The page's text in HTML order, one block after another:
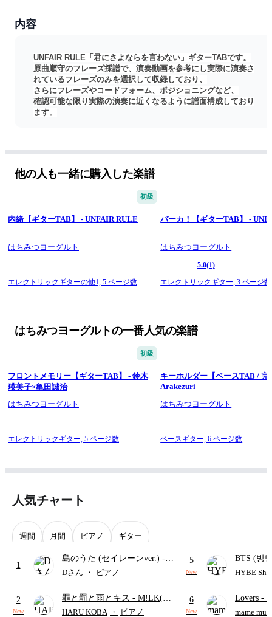
内容
UNFAIR RULE「君にさよならを言わない」ギターTABです。
原曲順守のフレーズ採譜で、演奏動画を参考にし実際に演奏さ
れているフレーズのみを選択して収録しており、
さらにフレーズやコードフォーム、ポジショニングなど、
確認可能な限り実際の演奏に近くなるように譜面構成しており
ます。
https://kokomu.jp/sheet-music/112928
アンフェアルール
他の人も一緒に購入した楽譜
初級
内緒【ギターTAB】 - UNFAIR RULE
はちみつヨーグルト
エレクトリックギターの他1, 5 ページ数
バーカ！【ギターTAB】 -
はちみつヨーグルト
5.0(1)
エレクトリックギター,3 ページ数
はちみつヨーグルトの一番人気の楽譜
初級
フロントメモリー【ギターTAB】 - 鈴木
瑛美子×亀田誠治
はちみつヨーグルト
エレクトリックギター, 5 ページ数
キーホルダー【ベースTAB / 完
Arakezuri
はちみつヨーグルト
ベースギター,6 ページ数
人気チャート
週間 月間 ピアノ ギター
1
島のうた (セイレーンver.) -
セイレーン(CV.鈴木みのり)
ード・ペダル付き/『映画ちい
かわ 人魚の島のひみつ』よ
Dさん ・ ピアノ
2
New
罪と罰と雨とキス - M!LK(佐
野勇斗&吉田仁人)
HARU KOBA ・ ピアノ
5
New
BTS (방
HYBE
6
New
Lovers -
ト)
mame